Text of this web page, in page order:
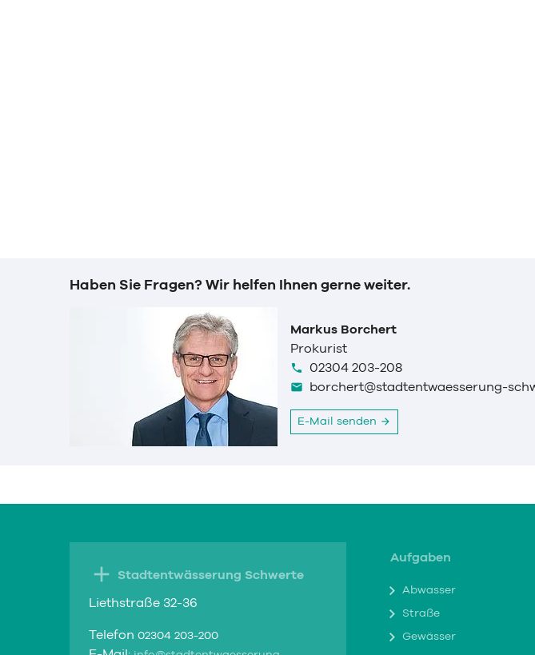
Haben Sie Fragen? Wir helfen Ihnen gerne weiter.
Markus Borchert
Prokurist
02304 203-208
borchert@stadtentwaesserung-
E-Mail senden
Stadtentwässerung Schwerte
Liethstraße 32-36
Telefon 02304 203-200
Aufgaben
Abwasser
Straße
Gewässer